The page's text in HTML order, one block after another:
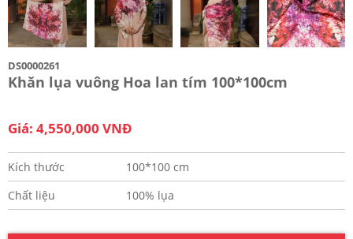
DS0000261
Khăn lụa vuông Hoa lan tím 100*100cm
Giá: 4,550,000 VNĐ
Kích thước
100*100 cm
Chất liệu
100% lụa